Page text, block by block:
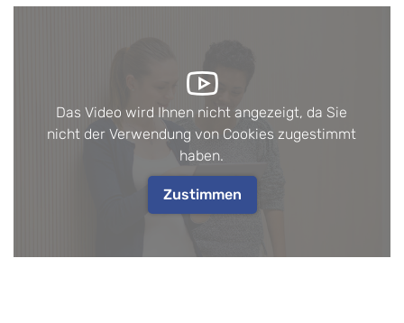
Das Video wird Ihnen nicht angezeigt, da Sie
nicht der Verwendung von Cookies zugestimmt
haben.
Zustimmen